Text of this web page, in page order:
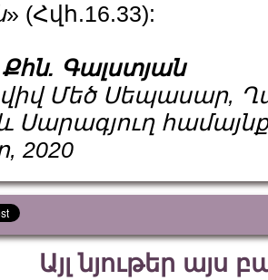
» (Հվհ.16.33):
Գալստյան
Մեծ Սեպասար,
Սարագյուղ
2020
Այլ նյութեր այս